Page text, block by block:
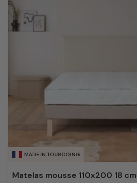
MADE IN TOURCOING
Matelas mousse 110x200 18 cm